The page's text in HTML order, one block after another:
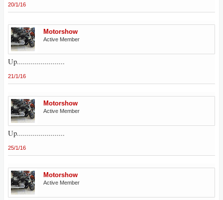
20/1/16
Motorshow
Active Member
Up........................
21/1/16
Motorshow
Active Member
Up........................
25/1/16
Motorshow
Active Member